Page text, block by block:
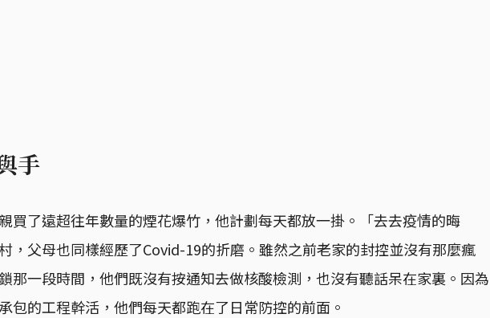
手
買了遠超往年數量的煙花爆竹，他計劃每天都放一掛。「去去疫情的晦
，父母也同樣經歷了Covid-19的折磨。雖然之前老家的封控並沒有那麼瘋
那一段時間，他們既沒有按通知去做核酸檢測，也沒有聽話呆在家裏。因為
包的工程幹活，他們每天都跑在了日常防控的前面。